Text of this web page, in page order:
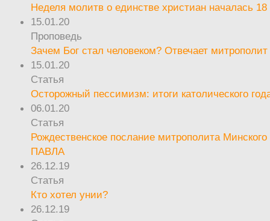
Неделя молитв о единстве христиан началась 18
15.01.20
Проповедь
Зачем Бог стал человеком? Отвечает
15.01.20
Статья
Осторожный пессимизм: итоги католического
06.01.20
Статья
Рождественское послание митрополита Минского
ПАВЛА
26.12.19
Статья
Кто хотел унии?
26.12.19